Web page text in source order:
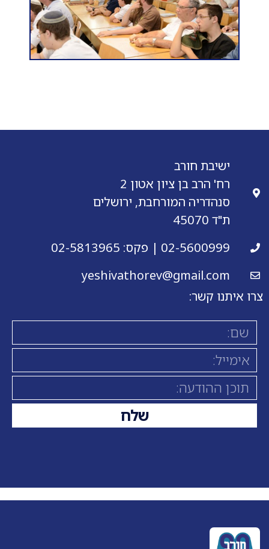
ישיבת חורב
רח' הרב בן ציון אטון 2
סנהדריה המורחבת, ירושלים
ת"ד 45070
02-5600999 | פקס: 02-5813965
yeshivathorev@gmail.com
צרו איתנו קשר:
שלח